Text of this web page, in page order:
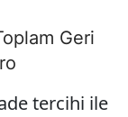
Geri
tercihi ile